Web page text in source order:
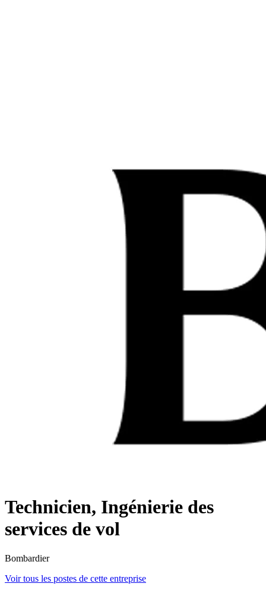
Technicien, Ingénierie des
services de vol
Bombardier
Voir tous les postes de cette entreprise